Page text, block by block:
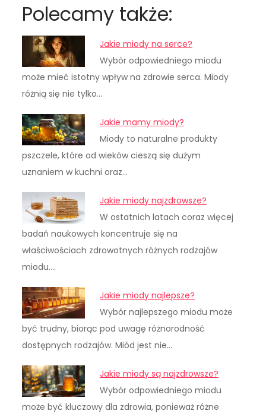
Polecamy także:
Jakie miody na serce?
Wybór odpowiedniego miodu
może mieć istotny wpływ na zdrowie serca. Miody
różnią się nie tylko…
Jakie mamy miody?
Miody to naturalne produkty
pszczele, które od wieków cieszą się dużym
uznaniem w kuchni oraz…
Jakie miody najzdrowsze?
W ostatnich latach coraz więcej
badań naukowych koncentruje się na
właściwościach zdrowotnych różnych rodzajów
miodu.…
Jakie miody najlepsze?
Wybór najlepszego miodu może
być trudny, biorąc pod uwagę różnorodność
dostępnych rodzajów. Miód jest nie…
Jakie miody są najzdrowsze?
Wybór odpowiedniego miodu
może być kluczowy dla zdrowia, ponieważ różne